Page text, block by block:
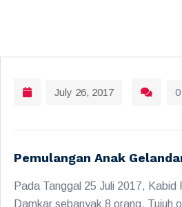
July 26, 2017
Pemulangan Anak
Pada Tanggal 25 Juli 2017,
Damkar sebanyak 8 orang. Tujuh